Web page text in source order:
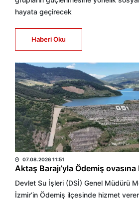
hayata geçirecek
Haberi Oku
BÜLTEN
07.08.2026 11:51
Aktaş Barajı’yla Ödemiş
Devlet Su İşleri (DSİ) Genel Müdürü
İzmir’in Ödemiş ilçesinde hizmet